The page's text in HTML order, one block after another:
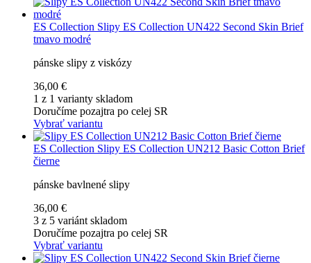
ES Collection Slipy ES Collection UN422 Second Skin Brief
tmavo modré
pánske slipy z viskózy
36,00 €
1 z 1 varianty skladom
Doručíme pozajtra po celej SR
Vybrať variantu
ES Collection Slipy ES Collection UN212 Basic Cotton Brief
čierne
pánske bavlnené slipy
36,00 €
3 z 5 variánt skladom
Doručíme pozajtra po celej SR
Vybrať variantu